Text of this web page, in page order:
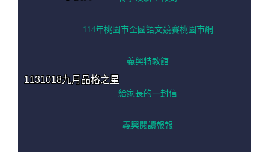
1131018九月品格之星
114年桃園市全國語文競賽桃園市網
義興特教館
給家長的一封信
義興閱讀報報